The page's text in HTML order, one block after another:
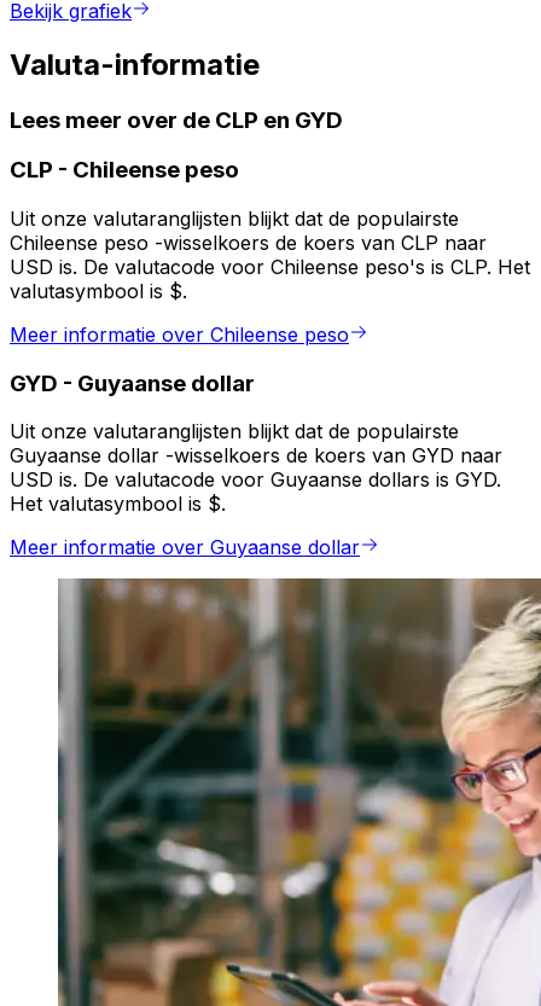
Bekijk grafiek
Valuta-informatie
Lees meer over de CLP en GYD
CLP - Chileense peso
Uit onze valutaranglijsten blijkt dat de populairste
Chileense peso -wisselkoers de koers van CLP naar
USD is. De valutacode voor Chileense peso's is CLP. Het
valutasymbool is $.
Meer informatie over Chileense peso
GYD - Guyaanse dollar
Uit onze valutaranglijsten blijkt dat de populairste
Guyaanse dollar -wisselkoers de koers van GYD naar
USD is. De valutacode voor Guyaanse dollars is GYD.
Het valutasymbool is $.
Meer informatie over Guyaanse dollar